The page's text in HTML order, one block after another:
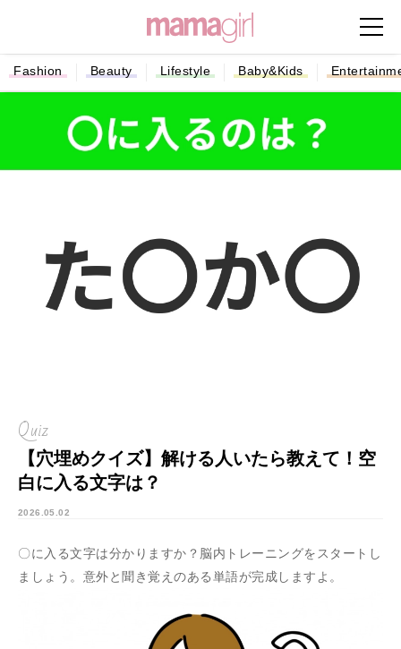
Fashion Beauty Lifestyle Baby&Kids
Quiz
【穴埋めクイズ】解ける人いたら教えて！空
白に入る文字は？
2026.05.02
〇に入る文字は分かりますか？脳内トレーニングをスタートし
ましょう。意外と聞き覚えのある単語が完成しますよ。